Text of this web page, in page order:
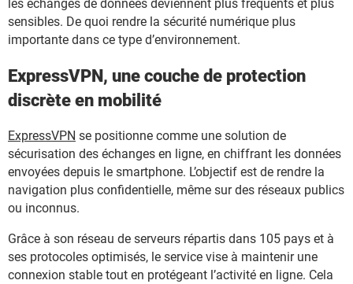
les échanges de données deviennent plus fréquents et plus
sensibles. De quoi rendre la sécurité numérique plus
importante dans ce type d’environnement.
ExpressVPN, une couche de protection
discrète en mobilité
ExpressVPN se positionne comme une solution de
sécurisation des échanges en ligne, en chiffrant les données
envoyées depuis le smartphone. L’objectif est de rendre la
navigation plus confidentielle, même sur des réseaux publics
ou inconnus.
Grâce à son réseau de serveurs répartis dans 105 pays et à
ses protocoles optimisés, le service vise à maintenir une
connexion stable tout en protégeant l’activité en ligne. Cela